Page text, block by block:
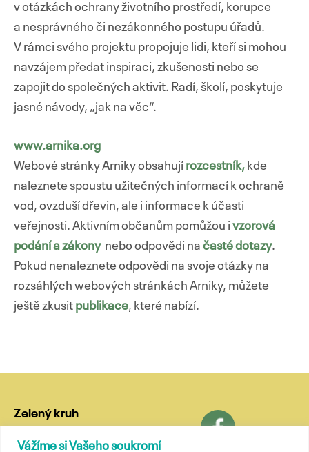
Vážíme si Vašeho soukromí
v otázkách ochrany životního prostředí, korupce
a nesprávného či nezákonného postupu úřadů.
V rámci svého projektu propojuje lidi, kteří si mohou
navzájem předat inspiraci, zkušenosti nebo se
zapojit do společných aktivit. Radí, školí, poskytuje
jasné návody, „jak na věc“.
www.arnika.org
Webové stránky Arniky obsahují rozcestník, kde
naleznete spoustu užitečných informací k ochraně
vod, ovzduší dřevin, ale i informace k účasti
veřejnosti. Aktivním občanům pomůžou i vzorová
podání a zákonynebo odpovědi na časté dotazy.
Pokud nenaleznete odpovědi na svoje otázky na
rozsáhlých webových stránkách Arniky, můžete
ještě zkusit publikace, které nabízí.
Zelený kruh